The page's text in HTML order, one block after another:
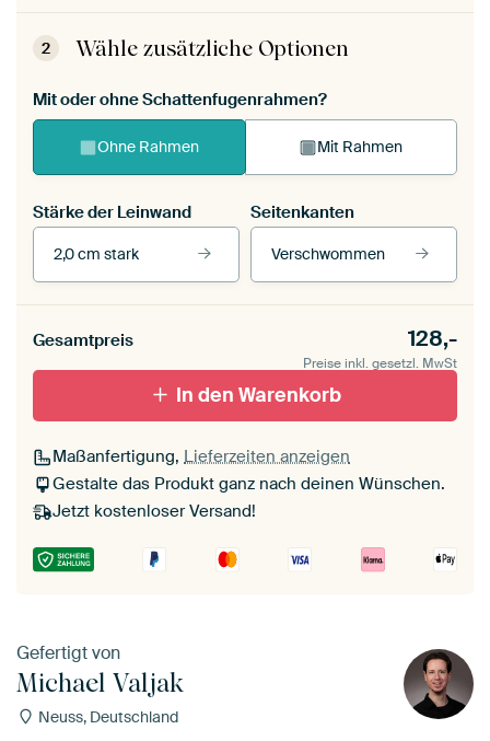
2 Wähle zusätzliche Optionen
Mit oder ohne Schattenfugenrahmen?
Ohne Rahmen Mit Rahmen
Stärke der Leinwand
2,0 cm stark
Seitenkanten
Verschwommen
Mit Schattenfugenrahmen,
schwarz
Mit Schattenfugenrahmen,
weiß
Leinwand für
Seitenkanten
Gesamtpreis 128,-
Preise inkl. gesetzl. MwSt
In den Warenkorb
Maßanfertigung, Lieferzeiten anzeigen
Gestalte das Produkt ganz nach deinen Wünschen.
Jetzt kostenloser Versand!
Gefertigt von
Michael Valjak
Neuss, Deutschland